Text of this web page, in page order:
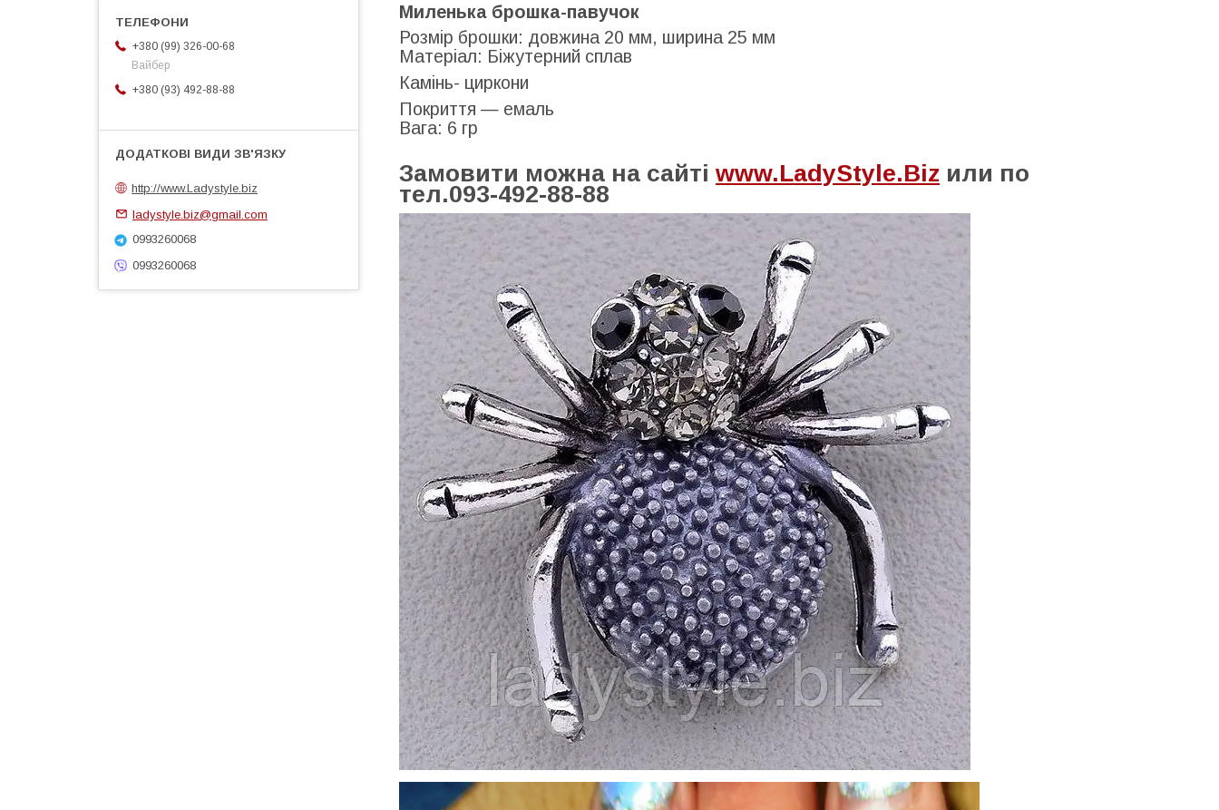
Миленька брошка-павучок
Розмір брошки: довжина 20 мм, ширина 25 мм
Матеріал: Біжутерний сплав
Камінь- циркони
Покриття — емаль
Вага: 6 гр
Замовити можна на сайті www.LadyStyle.Biz или по
тел.093-492-88-88
+380 (99) 326-00-68
Вайбер
+380 (93) 492-88-88
http://www.Ladystyle.biz
ladystyle.biz@gmail.com
0993260068
0993260068